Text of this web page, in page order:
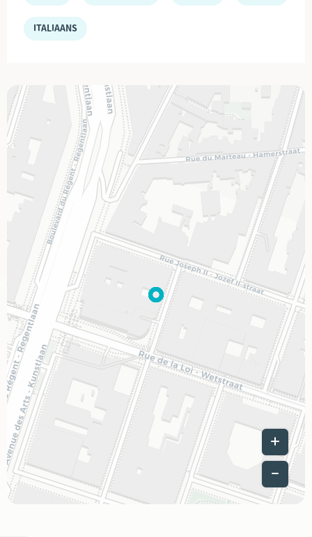
ITALIAANS
Leaflet|©